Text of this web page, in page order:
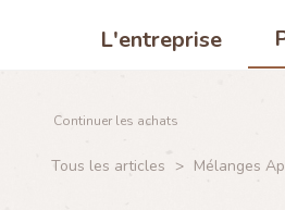
L'entreprise
Continuer les achats
Tous les articles > Mélanges